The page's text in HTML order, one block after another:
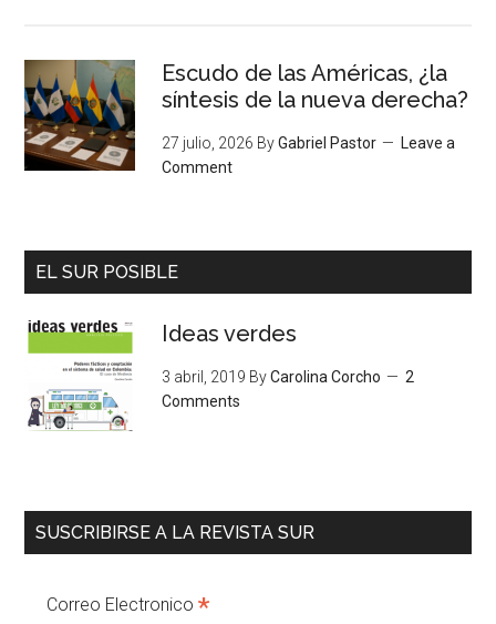
Escudo de las Américas, ¿la
síntesis de la nueva derecha?
27 julio, 2026 ByGabriel Pastor
Leave a
Comment
EL SUR POSIBLE
Ideas verdes
3 abril, 2019 ByCarolina Corcho
2
Comments
SUSCRIBIRSE A LA REVISTA SUR
Correo Electronico*